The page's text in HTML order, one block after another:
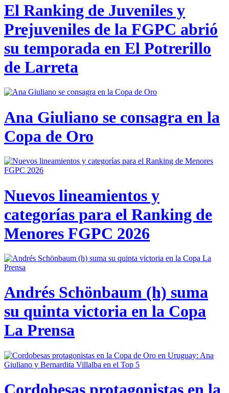
El Ranking de Juveniles y
Prejuveniles de la FGPC abrió
su temporada en El Potrerillo
de Larreta
Ana Giuliano se consagra en la
Copa de Oro
Nuevos lineamientos y
categorías para el Ranking de
Menores FGPC 2026
Andrés Schönbaum (h) suma
su quinta victoria en la Copa
La Prensa